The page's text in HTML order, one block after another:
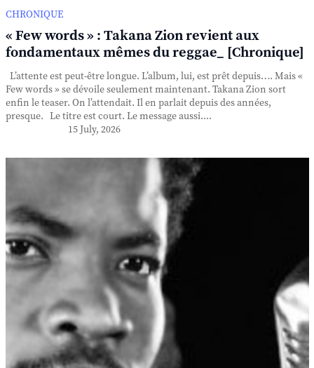
CHRONIQUE
« Few words » : Takana Zion revient aux
fondamentaux mêmes du reggae_ [Chronique]
L’attente est peut-être longue. L’album, lui, est prêt depuis…. Mais «
Few words » se dévoile seulement maintenant. Takana Zion sort
enfin le teaser. On l’attendait. Il en parlait depuis des années,
presque. Le titre est court. Le message aussi....
15 July, 2026